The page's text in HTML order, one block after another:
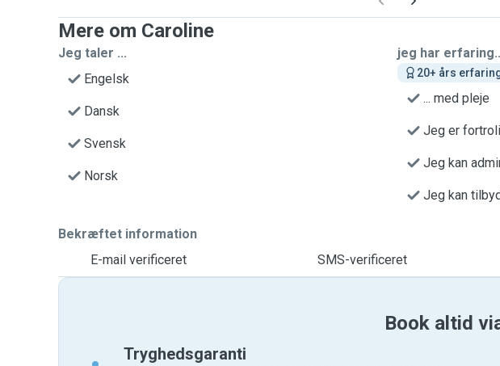
Mere om Caroline
Jeg taler ...
Engelsk
Dansk
Svensk
Norsk
jeg har
20+ års
... med pleje
Jeg er
Jeg kan
Jeg kan
Bekræftet information
E-mail verificeret
SMS-verificeret
Book altid
Tryghedsgaranti